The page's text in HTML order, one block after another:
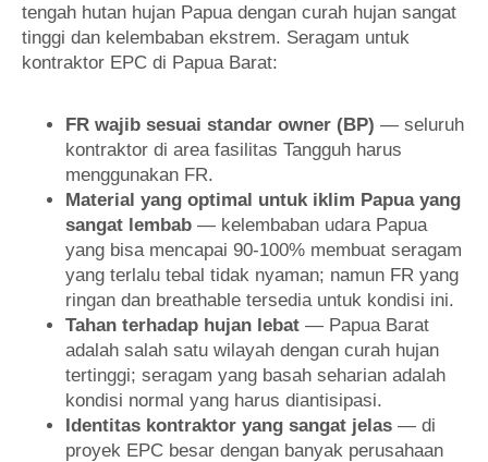
tengah hutan hujan Papua dengan curah hujan sangat
tinggi dan kelembaban ekstrem. Seragam untuk
kontraktor EPC di Papua Barat:
FR wajib sesuai standar owner (BP) — seluruh
kontraktor di area fasilitas Tangguh harus
menggunakan FR.
Material yang optimal untuk iklim Papua yang
sangat lembab — kelembaban udara Papua
yang bisa mencapai 90-100% membuat seragam
yang terlalu tebal tidak nyaman; namun FR yang
ringan dan breathable tersedia untuk kondisi ini.
Tahan terhadap hujan lebat — Papua Barat
adalah salah satu wilayah dengan curah hujan
tertinggi; seragam yang basah seharian adalah
kondisi normal yang harus diantisipasi.
Identitas kontraktor yang sangat jelas — di
proyek EPC besar dengan banyak perusahaan